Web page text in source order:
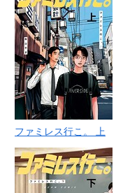
ファミレス行こ。 上